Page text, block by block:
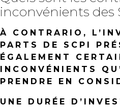
inconvénients des
À CONTRARIO,
PARTS DE SCPI
ÉGALEMENT
INCONVÉNIENTS
PRENDRE EN
UNE DURÉE